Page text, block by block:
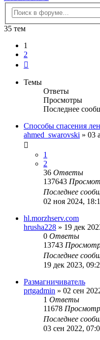
35 тем
1
2
Темы
Ответы
Просмотры
Последнее
Способы спасения
ahmed_swarovski » 03
1
2
36 Ответы
137643
Последнее
02 ноя 2024,
hl.morzhserv.com
hrusha228 » 19 дек
0 Ответы
13743
Последнее
19 дек 2023,
Размагничиватель
prtgadmin » 02 сен
1 Ответы
11678
Последнее
03 сен 2022,